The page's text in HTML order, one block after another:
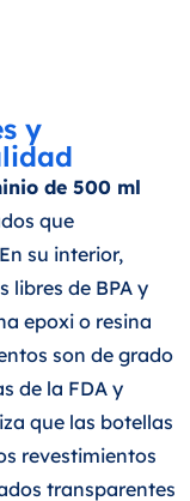
y
de 500 ml
que
su interior,
libres de BPA y
epoxi o resina
son de grado
de la FDA y
que las botellas
revestimientos
transparentes